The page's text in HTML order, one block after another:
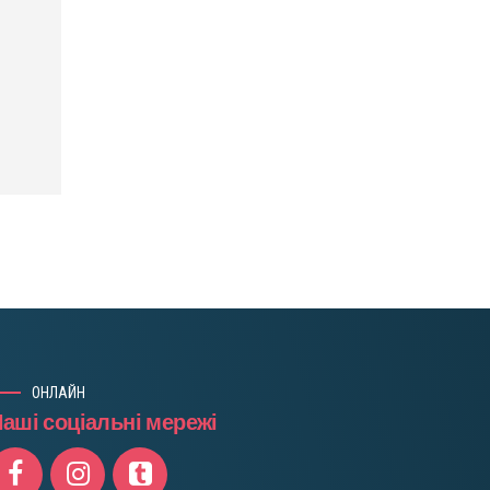
ОНЛАЙН
соціальні мережі